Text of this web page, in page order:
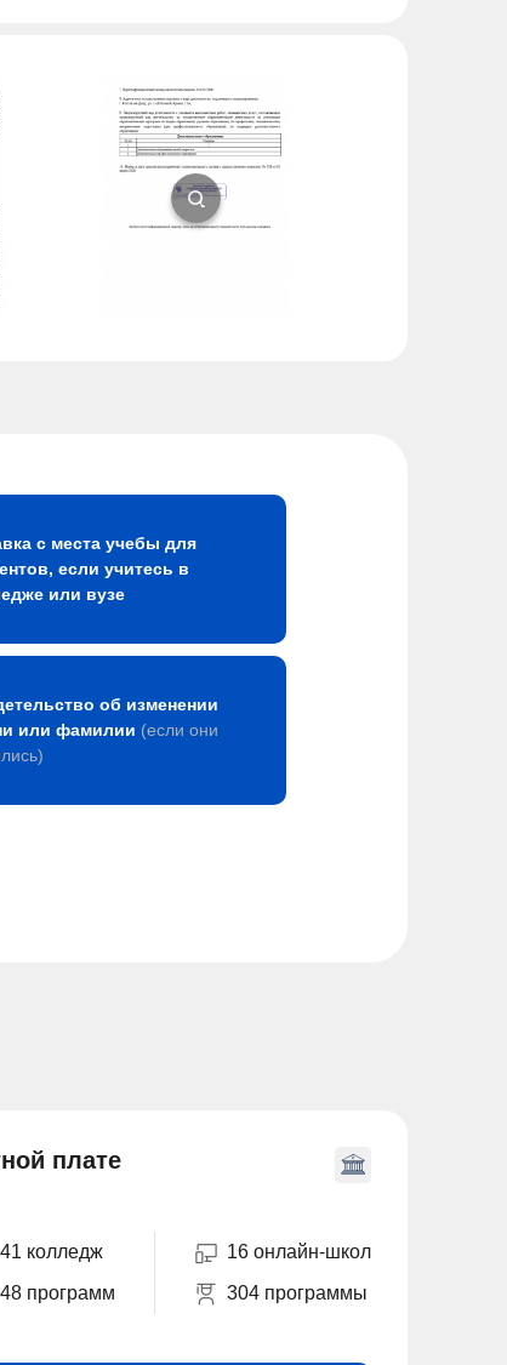
с места учебы для
если учитесь в
или вузе
об изменении
или фамилии (если они
плате
41 колледж
48 программ
16 онлайн-школ
304 программы